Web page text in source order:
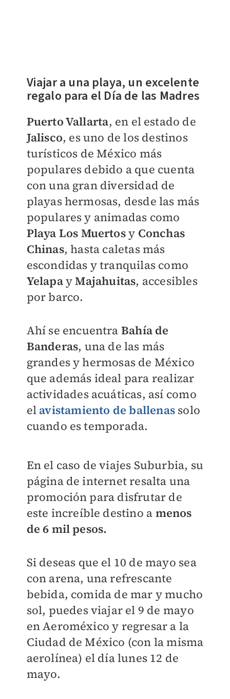
Viajar a una playa, un excelente
regalo para el Día de las Madres
Puerto Vallarta, en el estado de
Jalisco, es uno de los destinos
turísticos de México más
populares debido a que cuenta
con una gran diversidad de
playas hermosas, desde las más
populares y animadas como
Playa Los Muertosy Conchas
Chinas, hasta caletas más
escondidas y tranquilas como
YelapayMajahuitas, accesibles
por barco.
Ahí se encuentra Bahía de
Banderas, una de las más
grandes y hermosas de México
que además ideal para realizar
actividades acuáticas, así como
el avistamiento de ballenas solo
cuando es temporada.
En el caso de viajes Suburbia, su
página de internet resalta una
promoción para disfrutar de
este increíble destino a menos
de 6 mil pesos.
Si deseas que el 10 de mayo sea
con arena, una refrescante
bebida, comida de mar y mucho
sol, puedes viajar el 9 de mayo
en Aeroméxico y regresar a la
Ciudad de México (con la misma
aerolínea) el día lunes 12 de
mayo.